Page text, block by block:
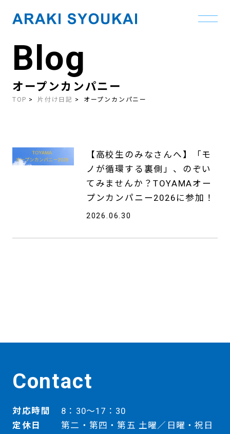
contentBlog
オープンカンパニー
TOP 片付け日記 オープンカンパニー
【高校生のみなさんへ】「モ
ノが循環する裏側」、のぞい
てみませんか？TOYAMAオー
プンカンパニー2026に参加！
2026.06.30
Contact
対応時間
8：30～17：30
定休日
第二・第四・第五 土曜／日曜・祝日